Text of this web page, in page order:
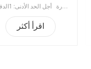
التعبئة والتغليف اليدوي
العنكبوت
1.الحد الأقصى لارتفاع الالتقاط: أقصى مسافة تنازلية من مركز موضع الأصل الرأسي إلى أسفل أثناء عملية الالتقاط2- الحمل المقدر: الحمولة القصوى للروبوت في ظل أفضل أداء وتشغيل عادي للروبوت3. الحد الأقصى للحمل: الحمولة القصوى للروبوت التي تتجاوز الحمولة المقدرة. إذا تجاوز الحمل المقدر ، سوف يتأثر مؤشر أداء الروبوت ، مشكلة تآكل المحرك ، أجزاء التآكل ، الذراع المدفوعة ، سيكون العمود المتوسط أكثر خطورة أجل الحد الأدنى: 1الدفع: T / Tميناء الشحن: قوانغتشوالمنطقة الأصلية: الصينالمهلة الزمنية: 20-30days
اقرأ أكثر